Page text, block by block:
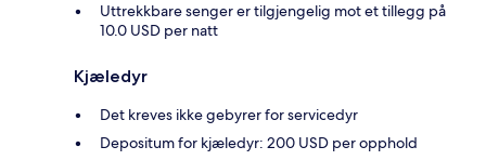
Uttrekkbare senger er tilgjengelig mot et tillegg på
10.0 USD per natt
Kjæledyr
Det kreves ikke gebyrer for servicedyr
Depositum for kjæledyr: 200 USD per opphold